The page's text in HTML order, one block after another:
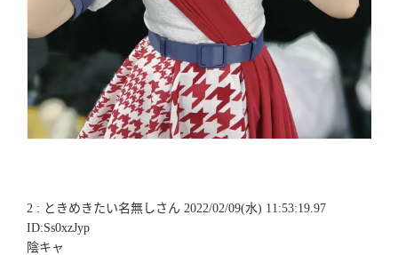
2 : ときめきたい名無しさん 2022/02/09(水) 11:53:19.97
ID:Ss0xzJyp
陰キャ